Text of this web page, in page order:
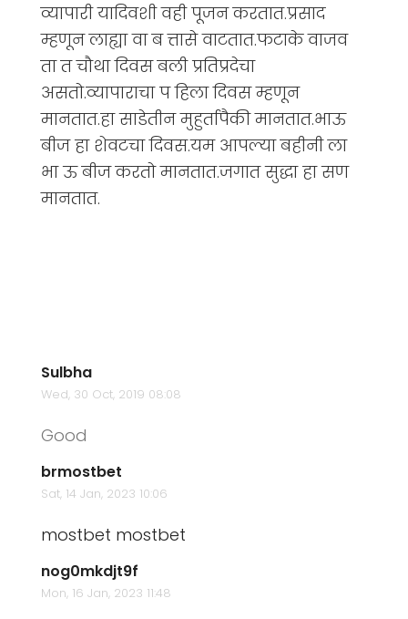
व्यापारी यादिवशी वही पूजन करतात.प्रसाद
म्हणून लाह्या वा ब त्तासे वाटतात.फटाके वाजव
ता त चौथा दिवस बली प्रतिप्रदेचा
असतो.व्यापाराचा प हिला दिवस म्हणून
मानतात.हा साडेतीन मुहुर्तापैकी मानतात.भाऊ
बीज हा शेवटचा दिवस.यम आपल्या बहीनी ला
भा ऊ बीज करतो मानतात.जगात सुद्धा हा सण
मानतात.
Sulbha
Wed, 30 Oct, 2019 08:08
Good
brmostbet
Sat, 14 Jan, 2023 10:06
mostbet mostbet
nog0mkdjt9f
Mon, 16 Jan, 2023 11:48